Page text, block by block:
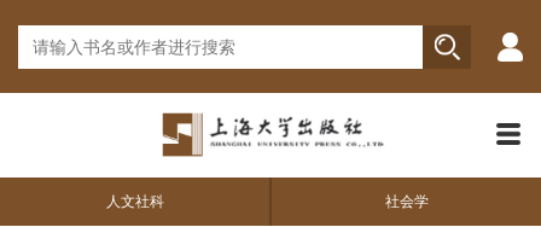
人文社科 社会学